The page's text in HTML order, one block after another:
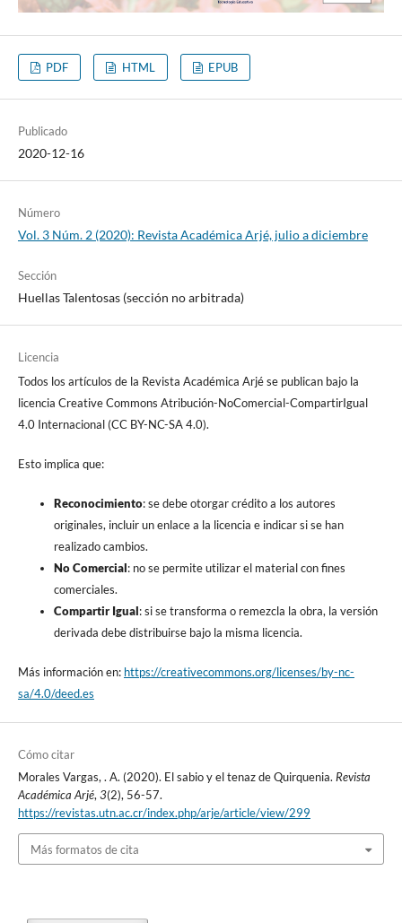
PDF HTML EPUB
Publicado
2020-12-16
Número
Vol. 3 Núm. 2 (2020): Revista Académica Arjé, julio a diciembre
Sección
Huellas Talentosas (sección no arbitrada)
Licencia
Todos los artículos de la Revista Académica Arjé se publican bajo la
licencia Creative Commons Atribución-NoComercial-CompartirIgual
4.0 Internacional (CC BY-NC-SA 4.0).
Esto implica que:
Reconocimiento: se debe otorgar crédito a los autores
originales, incluir un enlace a la licencia e indicar si se han
realizado cambios.
No Comercial: no se permite utilizar el material con fines
comerciales.
Compartir Igual: si se transforma o remezcla la obra, la versión
derivada debe distribuirse bajo la misma licencia.
Más información en: https://creativecommons.org/licenses/by-nc-
sa/4.0/deed.es
Cómo citar
Morales Vargas, . A. (2020). El sabio y el tenaz de Quirquenia. Revista
Académica Arjé,3(2), 56-57.
https://revistas.utn.ac.cr/index.php/arje/article/view/299
Más formatos de cita